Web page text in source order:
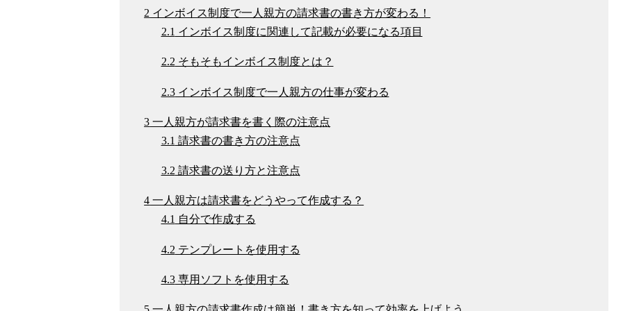
2 インボイス制度で一人親方の請求書の書き方が変わる！
2.1 インボイス制度に関連して記載が必要になる項目
2.2そもそもインボイス制度とは？
2.3インボイス制度で一人親方の仕事が変わる
3 一人親方が請求書を書く際の注意点
3.1 請求書の書き方の注意点
3.2請求書の送り方と注意点
4 一人親方は請求書をどうやって作成する？
4.1 自分で作成する
4.2テンプレートを使用する
4.3専用ソフトを使用する